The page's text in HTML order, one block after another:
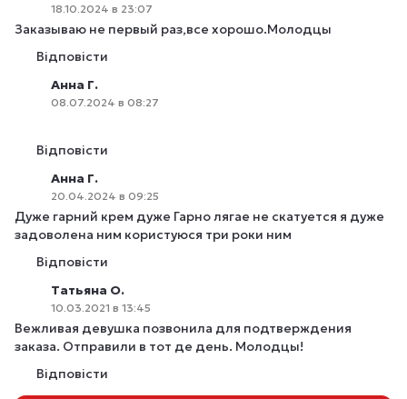
18.10.2024 в 23:07
Заказываю не первый раз,все хорошо.Молодцы
Відповісти
Анна Г.
08.07.2024 в 08:27
Відповісти
Анна Г.
20.04.2024 в 09:25
Дуже гарний крем дуже Гарно лягае не скатуется я дуже
задоволена ним користуюся три роки ним
Відповісти
Татьяна О.
10.03.2021 в 13:45
Вежливая девушка позвонила для подтверждения
заказа. Отправили в тот де день. Молодцы!
Відповісти